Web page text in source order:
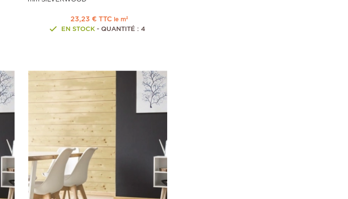
23,23 € TTC le m²
EN STOCK - QUANTITÉ : 4